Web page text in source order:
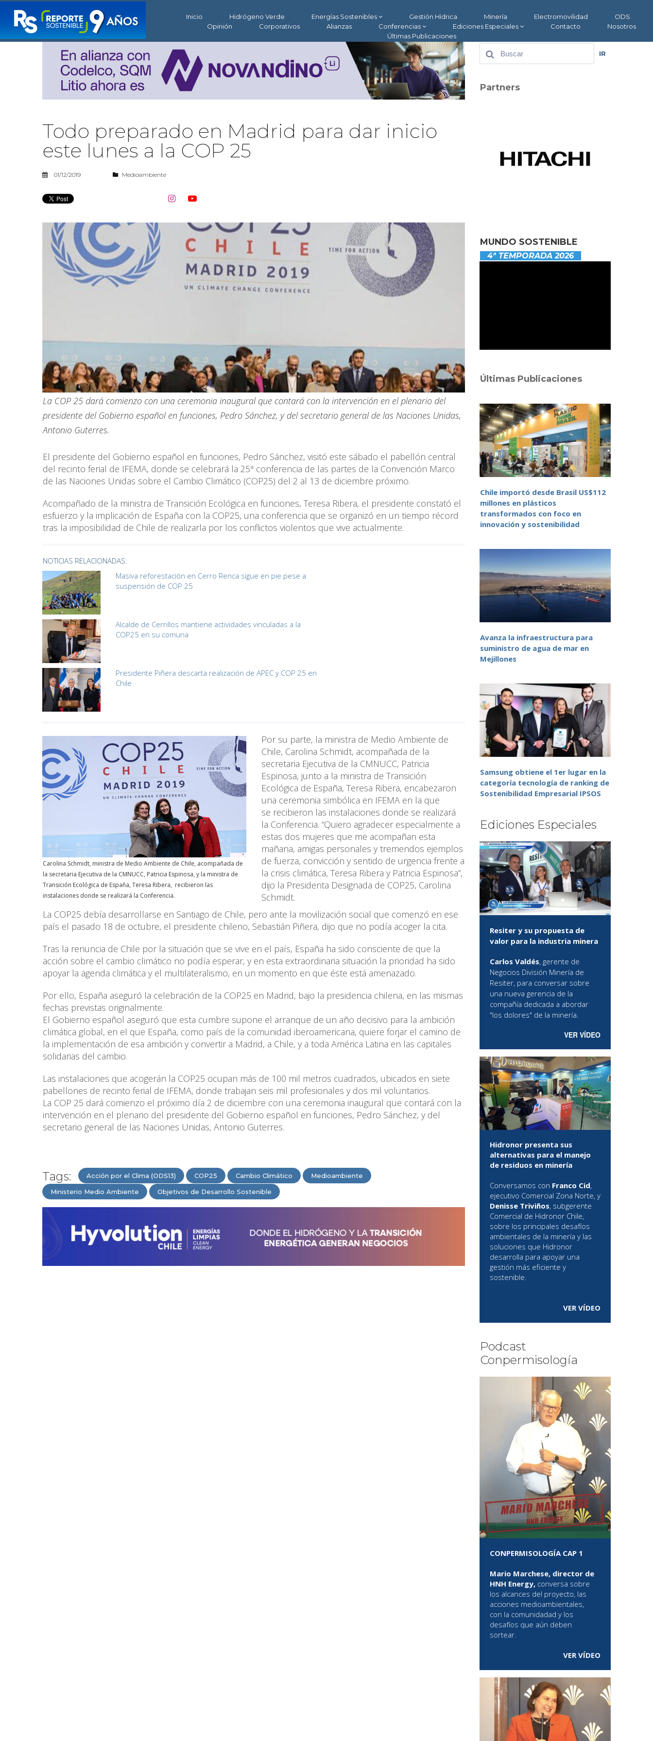
Inicio Hidrógeno Verde Energías Sostenibles Gestión Hídrica Minería Electromovilidad
ODS
Opinión
Corporativos Alianzas Conferencias Ediciones Especiales Contacto
Nosotros
Últimas Publicaciones
Todo preparado en Madrid para dar inicio
este lunes a la COP 25
01/12/2019 Medioambiente
 
La COP 25 dará comienzo con una ceremonia inaugural que contará con la intervención en el plenario del
presidente del Gobierno español en funciones, Pedro Sánchez, y del secretario general de las Naciones Unidas,
Antonio Guterres.
El presidente del Gobierno español en funciones, Pedro Sánchez, visitó este sábado el pabellón central
del recinto ferial de IFEMA, donde se celebrará la 25ª conferencia de las partes de la Convención Marco
de las Naciones Unidas sobre el Cambio Climático (COP25) del 2 al 13 de diciembre próximo.
Acompañado de la ministra de Transición Ecológica en funciones, Teresa Ribera, el presidente constató el
esfuerzo y la implicación de España con la COP25, una conferencia que se organizó en un tiempo récord
tras la imposibilidad de Chile de realizarla por los conflictos violentos que vive actualmente.
NOTICIAS RELACIONADAS:
Masiva reforestación en Cerro Renca sigue en pie pese a
suspensión de COP 25
Alcalde de Cerrillos mantiene actividades vinculadas a la
COP25 en su comuna
Presidente Piñera descarta realización de APEC y COP 25 en
Chile
Carolina Schmidt, ministra de Medio Ambiente de Chile, acompañada de
la secretaria Ejecutiva de la CMNUCC, Patricia Espinosa, y la ministra de
Transición Ecológica de España, Teresa Ribera, recibieron las
instalaciones donde se realizará la Conferencia.
Por su parte, la ministra de Medio Ambiente de
Chile, Carolina Schmidt, acompañada de la
secretaria Ejecutiva de la CMNUCC, Patricia
Espinosa, junto a la ministra de Transición
Ecológica de España, Teresa Ribera, encabezaron
una ceremonia simbólica en IFEMA en la que
se recibieron las instalaciones donde se realizará
la Conferencia. “Quiero agradecer especialmente a
estas dos mujeres que me acompañan esta
mañana, amigas personales y tremendos ejemplos
de fuerza, convicción y sentido de urgencia frente a
la crisis climática, Teresa Ribera y Patricia Espinosa”,
dijo la Presidenta Designada de COP25, Carolina
Schmidt.
La COP25 debía desarrollarse en Santiago de Chile, pero ante la movilización social que comenzó en ese
país el pasado 18 de octubre, el presidente chileno, Sebastián Piñera, dijo que no podía acoger la cita.
Tras la renuncia de Chile por la situación que se vive en el país, España ha sido consciente de que la
acción sobre el cambio climático no podía esperar, y en esta extraordinaria situación la prioridad ha sido
apoyar la agenda climática y el multilateralismo, en un momento en que éste está amenazado.
Por ello, España aseguró la celebración de la COP25 en Madrid, bajo la presidencia chilena, en las mismas
fechas previstas originalmente.
El Gobierno español aseguró que esta cumbre supone el arranque de un año decisivo para la ambición
climática global, en el que España, como país de la comunidad iberoamericana, quiere forjar el camino de
la implementación de esa ambición y convertir a Madrid, a Chile, y a toda América Latina en las capitales
solidarias del cambio.
Las instalaciones que acogerán la COP25 ocupan más de 100 mil metros cuadrados, ubicados en siete
pabellones de recinto ferial de IFEMA, donde trabajan seis mil profesionales y dos mil voluntarios.
La COP 25 dará comienzo el próximo día 2 de diciembre con una ceremonia inaugural que contará con la
intervención en el plenario del presidente del Gobierno español en funciones, Pedro Sánchez, y del
secretario general de las Naciones Unidas, Antonio Guterres.
Tags: Acción por el Clima (ODS13) COP25 Cambio Climático Medioambiente
Ministerio Medio Ambiente Objetivos de Desarrollo Sostenible
IR
Partners
MUNDO SOSTENIBLE
4ª TEMPORADA 2026
Últimas Publicaciones
Chile importó desde Brasil US$112
millones en plásticos
transformados con foco en
innovación y sostenibilidad
Avanza la infraestructura para
suministro de agua de mar en
Mejillones
Samsung obtiene el 1er lugar en la
categoría tecnología de ranking de
Sostenibilidad Empresarial IPSOS
Ediciones Especiales
Resiter y su propuesta de
valor para la industria minera
Carlos Valdés, gerente de
Negocios División Minería de
Resiter, para conversar sobre
una nueva gerencia de la
compañía dedicada a abordar
"los dolores" de la minería.
VER VÍDEO
Hidronor presenta sus
alternativas para el manejo
de residuos en minería
Conversamos con Franco Cid,
ejecutivo Comercial Zona Norte, y
Denisse Triviños, subgerente
Comercial de Hidronor Chile,
sobre los principales desafíos
ambientales de la minería y las
soluciones que Hidronor
desarrolla para apoyar una
gestión más eficiente y
sostenible.
VER VÍDEO
Podcast
Conpermisología
CONPERMISOLOGÍA CAP 1
Mario Marchese, director de
HNH Energy, conversa sobre
los alcances del proyecto, las
acciones medioambientales,
con la comunidadad y los
desafíos que aún deben
sortear.
VER VÍDEO